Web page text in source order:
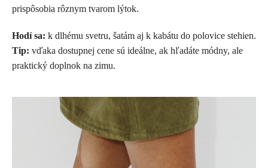
prispôsobia rôznym tvarom lýtok.
Hodí sa: k dlhému svetru, šatám aj k kabátu do polovice stehien.
Tip: vďaka dostupnej cene sú ideálne, ak hľadáte módny, ale
praktický doplnok na zimu.